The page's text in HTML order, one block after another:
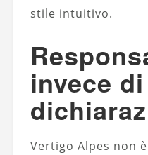
stile intuitivo.
invece di
Vertigo Alpes non